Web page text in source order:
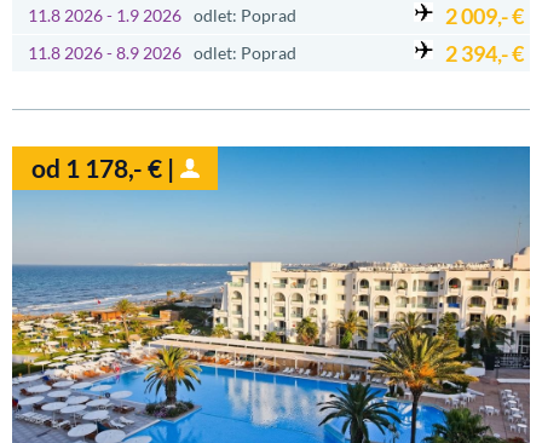
11.8 2026 - 1.9 2026 odlet: Poprad 2 009,- €
11.8 2026 - 8.9 2026 odlet: Poprad 2 394,- €
od 1 178,- € |